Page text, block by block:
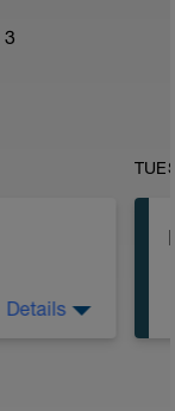
3
Details